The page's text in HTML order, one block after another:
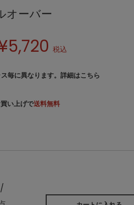
オーバー
5,720 税込
毎に異なります。 詳細はこちら
い上げで送料無料